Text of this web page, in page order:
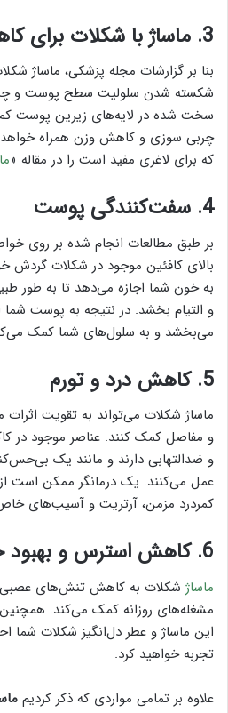
3. ماساژ با شکلات برای کاهش وزن
بنا بر گزارشات مجله پزشکی، ماساژ
شکسته شدن سلولیت سطح پوست و
سخت شده در لایه‌های زیرین پوست
چربی سوزی و کاهش وزن همراه خواهد
که برای لاغری مفید است را در مقاله «
4. سفت‌کنندگی پوست
بر طبق مطالعات انجام شده بر روی
بالای کافئین موجود در شکلات گردش
به خون شما اجازه می‌دهد تا به طور
و التیام بخشد. در نتیجه به پوست
می‌بخشد و به سلول‌های شما کمک
5. کاهش درد و تورم
ماساژ شکلات می‌تواند به تقویت اثرات
و مفاصل کمک کنند. عناصر موجود در
و ضدالتهابی دارند و مانند یک
عمل می‌کنند. یک درمانگر ممکن است از
کمردرد مزمن، آرتریت و آسیب‌های
6. کاهش استرس و بهبود خلق و خو
ماساژ شکلات به کاهش تنش‌های عصبی
مشغله‌های روزانه کمک می‌کند.
این ماساژ و عطر دل‌انگیز شکلات
تجربه خواهید کرد.
علاوه بر تمامی مواردی که ذکر کردیم